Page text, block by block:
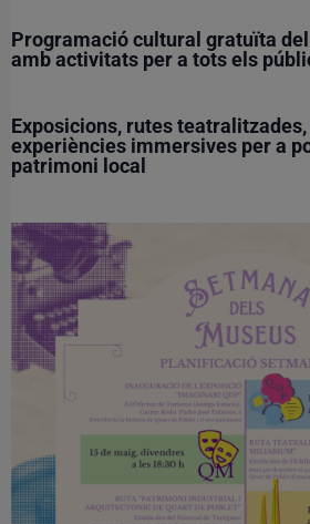
Programació cultural gratuïta
amb activitats per a tots els
Exposicions, rutes
experiències immersives per a
patrimoni local